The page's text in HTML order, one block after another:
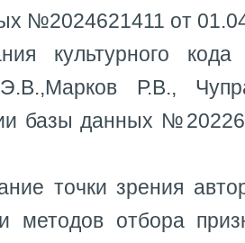
№2024621411 от
культурного
Р.В.,
базы данных
точки зрения
методов отбора